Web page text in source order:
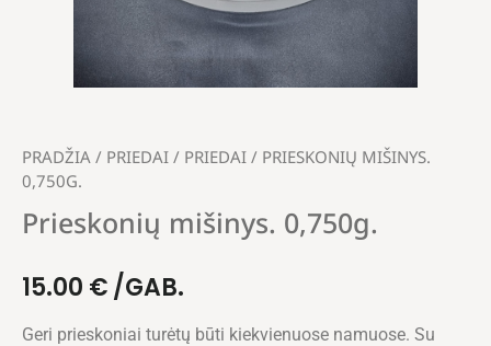
PRADŽIA / PRIEDAI / PRIEDAI / PRIESKONIŲ MIŠINYS.
0,750G.
Prieskonių mišinys. 0,750g.
15.00 €/GAB.
Geri prieskoniai turėtų būti kiekvienuose namuose. Su